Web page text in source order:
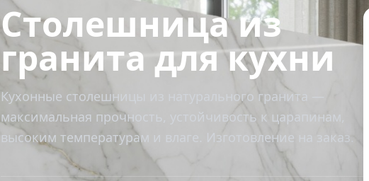
Столешница из
гранита для кухни
Кухонные столешницы из натурального гранита —
максимальная прочность, устойчивость к царапинам,
высоким температурам и влаге. Изготовление на заказ.